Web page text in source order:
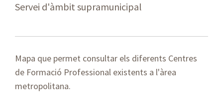
Servei d'àmbit supramunicipal
Mapa que permet consultar els diferents Centres
de Formació Professional existents a l'àrea
metropolitana.